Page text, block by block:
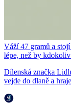
Váží 47 gramů a
lépe, než by
Dílenská značka
vejde do dlaně a